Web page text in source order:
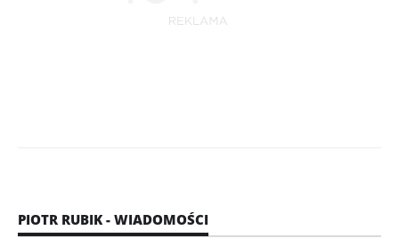
PIOTR RUBIK - WIADOMOŚCI